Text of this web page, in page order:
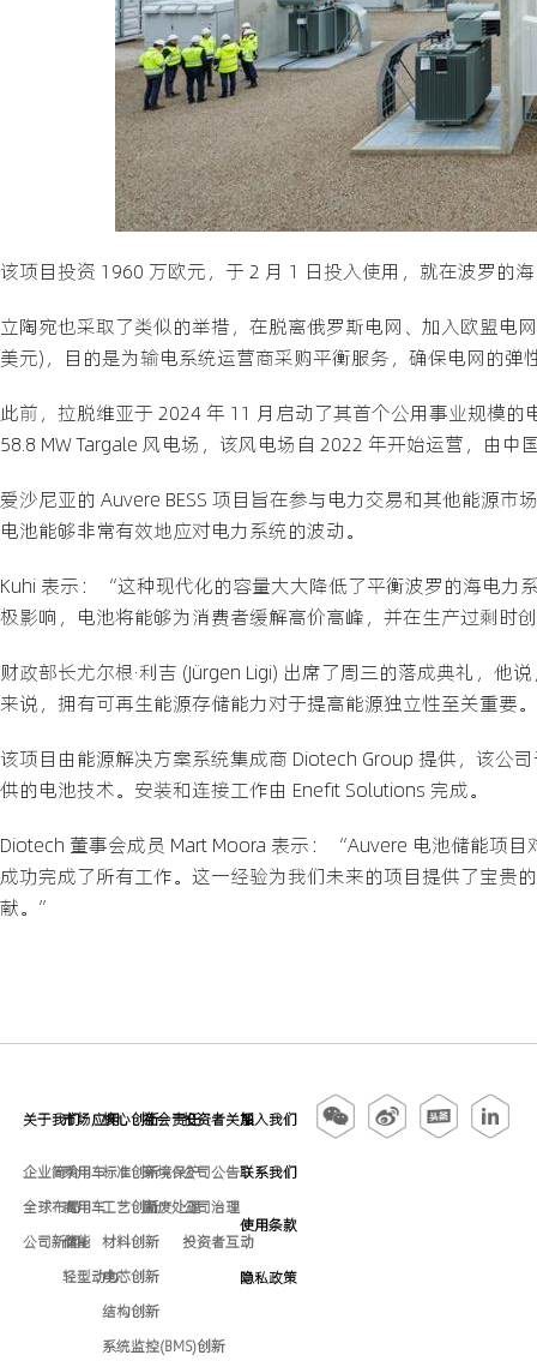
该项目投资 1960 万欧元，于 2 月 1 日投入使用，就在波罗的
立陶宛也采取了类似的举措，在脱离俄罗斯电网、加入欧盟电
美元)，目的是为输电系统运营商采购平衡服务，确保电网的弹
此前，拉脱维亚于 2024 年 11 月启动了其首个公用事业规模
58.8 MW Targale 风电场，该风电场自 2022 年开始运营，由中
爱沙尼亚的 Auvere BESS 项目旨在参与电力交易和其他能源
电池能够非常有效地应对电力系统的波动。
Kuhi 表示：“这种现代化的容量大大降低了平衡波罗的海电力
极影响，电池将能够为消费者缓解高价高峰，并在生产过剩时
财政部长尤尔根·利吉 (Jürgen Ligi) 出席了周三的落成典礼，
来说，拥有可再生能源存储能力对于提高能源独立性至关重
该项目由能源解决方案系统集成商 Diotech Group 提供，该公
供的电池技术。安装和连接工作由 Enefit Solutions 完成。
Diotech 董事会成员 Mart Moora 表示：“Auvere 电池储能项
成功完成了所有工作。这一经验为我们未来的项目提供了宝贵
献。”
关于我们
企业简介
全球布局
公司新闻
市场应用
乘用车
商用车
储能
轻型动力
核心创新
标准创新
工艺创新
材料创新
电芯创新
结构创新
系统监控(BMS)创新
社会责任
环境保护
固废处理
投资者关系
公司公告
公司治理
投资者互动
加入我们
联系我们
使用条款
隐私政策